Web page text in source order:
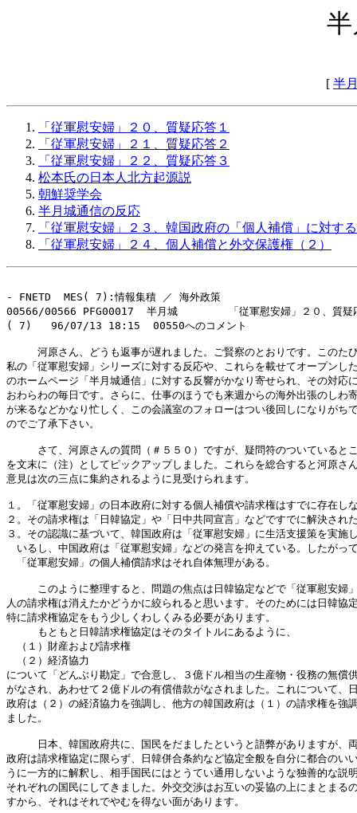
[ 半
「従軍慰安婦」２０、質疑応答１
「従軍慰安婦」２１、質疑応答２
「従軍慰安婦」２２、質疑応答３
松本氏の日本人北方起源説
朝鮮奨学会
半月城通信の反応
「従軍慰安婦」２３、韓国政府の「個人補償」に対す
「従軍慰安婦」２４、個人補償と外交保護権（２）
- FNETD  MES( 7):情報集積 ／ 海外政策
00566/00566 PFG00017  半月城        「従軍慰安婦」２０、質疑
( 7)   96/07/13 18:15  00550へのコメント
河原さん、どうも返事が遅れました。ご賢察のとおりです。このた
私の「従軍慰安婦」シリーズに対する反応や、これらを載せてオープンし
のホームページ「半月城通信」に対する反響がかなり寄せられ、その対応
おわらわの毎日です。さらに、仕事のほうでも来週からの海外出張のしわ
が来るなどかなり忙しく、この会議室のフォローはつい後回しになりがち
のでご了承下さい。
さて、河原さんの質問（＃５５０）ですが、疑問符のついていると
を文末に（注）としてピックアップしました。これらを総合すると河原さ
意見は次の三点に集約されるように見受けられます。
１。「従軍慰安婦」の日本政府に対する個人補償や請求権はすでに存在し
２。その請求権は「日韓協定」や「日中共同宣言」などですでに解決され
３。その認識に基づいて、韓国政府は「従軍慰安婦」に生活支援策を実施
いるし、中国政府は「従軍慰安婦」などの発言を抑えている。したがっ
「従軍慰安婦」の個人補償請求はそれ自体無理がある。
このように整理すると、問題の焦点は日韓協定などで「従軍慰安婦
人の請求権は消えたかどうかに絞られると思います。そのためには日韓協
特に請求権協定をもう少しくわしくみる必要があります。
もともと日韓請求権協定はそのタイトルにあるように、
（１）財産および請求権
（２）経済協力
について「どんぶり勘定」で合意し、３億ドル相当の生産物・役務の無償
がなされ、あわせて２億ドルの有償借款がなされました。これについて、
政府は（２）の経済協力を強調し、他方の韓国政府は（１）の請求権を強
ました。
日本、韓国政府共に、国民をだましたというと語弊がありますが、
政府は請求権協定に限らず、日韓併合条約など協定全般を自分に都合のい
うに一方的に解釈し、相手国民にはとうてい通用しないような独善的な説
それぞれの国民にしてきました。外交交渉はお互いの妥協の上にまとまる
すから、それはそれでやむを得ない面があります。